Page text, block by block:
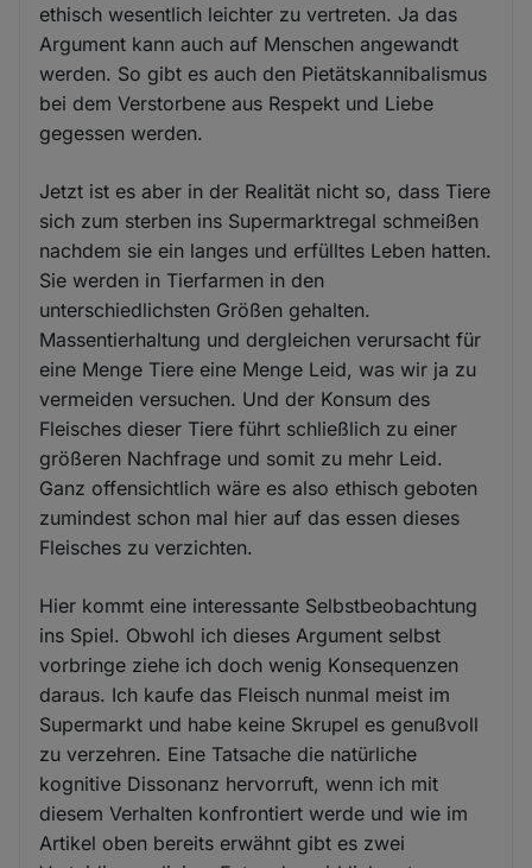
ethisch wesentlich leichter zu vertreten. Ja das
Argument kann auch auf Menschen angewandt
werden. So gibt es auch den Pietätskannibalismus
bei dem Verstorbene aus Respekt und Liebe
gegessen werden.
Jetzt ist es aber in der Realität nicht so, dass Tiere
sich zum sterben ins Supermarktregal schmeißen
nachdem sie ein langes und erfülltes Leben hatten.
Sie werden in Tierfarmen in den
unterschiedlichsten Größen gehalten.
Massentierhaltung und dergleichen verursacht für
eine Menge Tiere eine Menge Leid, was wir ja zu
vermeiden versuchen. Und der Konsum des
Fleisches dieser Tiere führt schließlich zu einer
größeren Nachfrage und somit zu mehr Leid.
Ganz offensichtlich wäre es also ethisch geboten
zumindest schon mal hier auf das essen dieses
Fleisches zu verzichten.
Hier kommt eine interessante Selbstbeobachtung
ins Spiel. Obwohl ich dieses Argument selbst
vorbringe ziehe ich doch wenig Konsequenzen
daraus. Ich kaufe das Fleisch nunmal meist im
Supermarkt und habe keine Skrupel es genußvoll
zu verzehren. Eine Tatsache die natürliche
kognitive Dissonanz hervorruft, wenn ich mit
diesem Verhalten konfrontiert werde und wie im
Artikel oben bereits erwähnt gibt es zwei